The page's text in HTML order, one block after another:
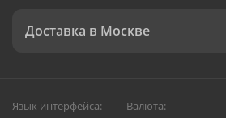
Доставка в Москве
Язык интерфейса: Валюта: